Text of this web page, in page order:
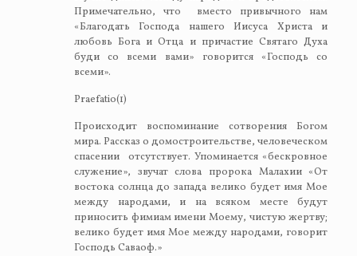
Примечательно, что вместо привычного нам
«Благодать Господа нашего Иисуса Христа и
любовь Бога и Отца и причастие Святаго Духа
буди со всеми вами» говорится «Господь со
всеми».
Praefatio(1)
Происходит воспоминание сотворения Богом
мира. Рассказ о домостроительстве, человеческом
спасении отсутствует. Упоминается «бескровное
служение», звучат слова пророка Малахии «От
востока солнца до запада велико будет имя Мое
между народами, и на всяком месте будут
приносить фимиам имени Моему, чистую жертву;
велико будет имя Мое между народами, говорит
Господь Саваоф.»